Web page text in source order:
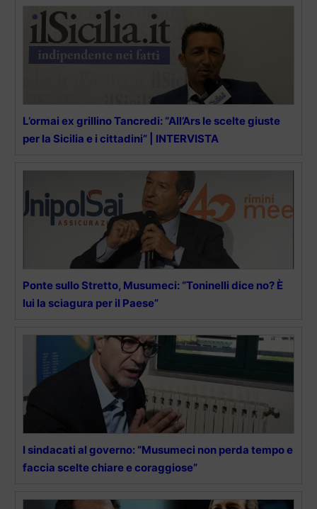
L’ormai ex grillino Tancredi: “All’Ars le scelte giuste
per la Sicilia e i cittadini” | INTERVISTA
Ponte sullo Stretto, Musumeci: “Toninelli dice no? È
lui la sciagura per il Paese”
I sindacati al governo: “Musumeci non perda tempo e
faccia scelte chiare e coraggiose”